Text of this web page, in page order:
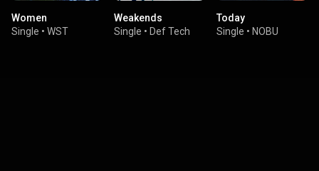
Women
Single • WST
Weakends
Single • Def Tech
Today
Single • NOBU